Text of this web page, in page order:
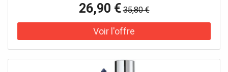
premier coup d'œil ! Conçu pour les femmes qui veulent
marquer les esprits, Lash Idôle est le nouveau mascara
volume de Lancôme qui offre une application zéro
26,90 € 35,80 €